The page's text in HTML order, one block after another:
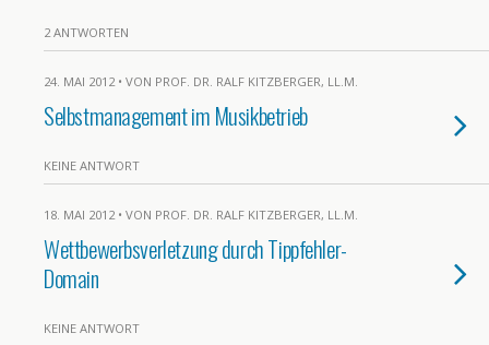
2 ANTWORTEN
24. MAI 2012 • VON PROF. DR. RALF KITZBERGER, LL.M.
Selbstmanagement im Musikbetrieb
KEINE ANTWORT
18. MAI 2012 • VON PROF. DR. RALF KITZBERGER, LL.M.
Wettbewerbsverletzung durch Tippfehler-
Domain
KEINE ANTWORT